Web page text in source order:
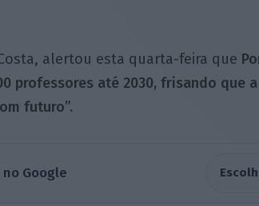
alertou esta quarta-feira que
professores até 2030, frisando que a
futuro”.
Google